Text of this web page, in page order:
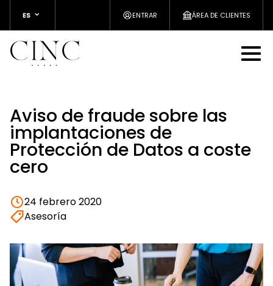
ES ENTRAR ÁREA DE CLIENTES
Aviso de fraude sobre las
implantaciones de
Protección de Datos a coste
cero
24 febrero 2020
Asesoría